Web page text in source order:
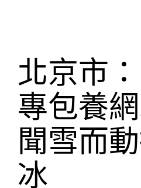
北京市
專包養
聞雪而
冰